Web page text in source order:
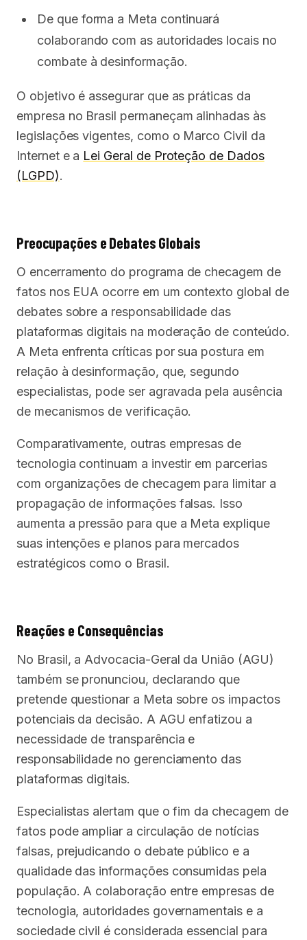
De que forma a Meta continuará
colaborando com as autoridades locais no
combate à desinformação.
O objetivo é assegurar que as práticas da
empresa no Brasil permaneçam alinhadas às
legislações vigentes, como o Marco Civil da
Internet e a Lei Geral de Proteção de Dados
(LGPD).
Preocupações e Debates Globais
O encerramento do programa de checagem de
fatos nos EUA ocorre em um contexto global de
debates sobre a responsabilidade das
plataformas digitais na moderação de conteúdo.
A Meta enfrenta críticas por sua postura em
relação à desinformação, que, segundo
especialistas, pode ser agravada pela ausência
de mecanismos de verificação.
Comparativamente, outras empresas de
tecnologia continuam a investir em parcerias
com organizações de checagem para limitar a
propagação de informações falsas. Isso
aumenta a pressão para que a Meta explique
suas intenções e planos para mercados
estratégicos como o Brasil.
Reações e Consequências
No Brasil, a Advocacia-Geral da União (AGU)
também se pronunciou, declarando que
pretende questionar a Meta sobre os impactos
potenciais da decisão. A AGU enfatizou a
necessidade de transparência e
responsabilidade no gerenciamento das
plataformas digitais.
Especialistas alertam que o fim da checagem de
fatos pode ampliar a circulação de notícias
falsas, prejudicando o debate público e a
qualidade das informações consumidas pela
população. A colaboração entre empresas de
tecnologia, autoridades governamentais e a
sociedade civil é considerada essencial para